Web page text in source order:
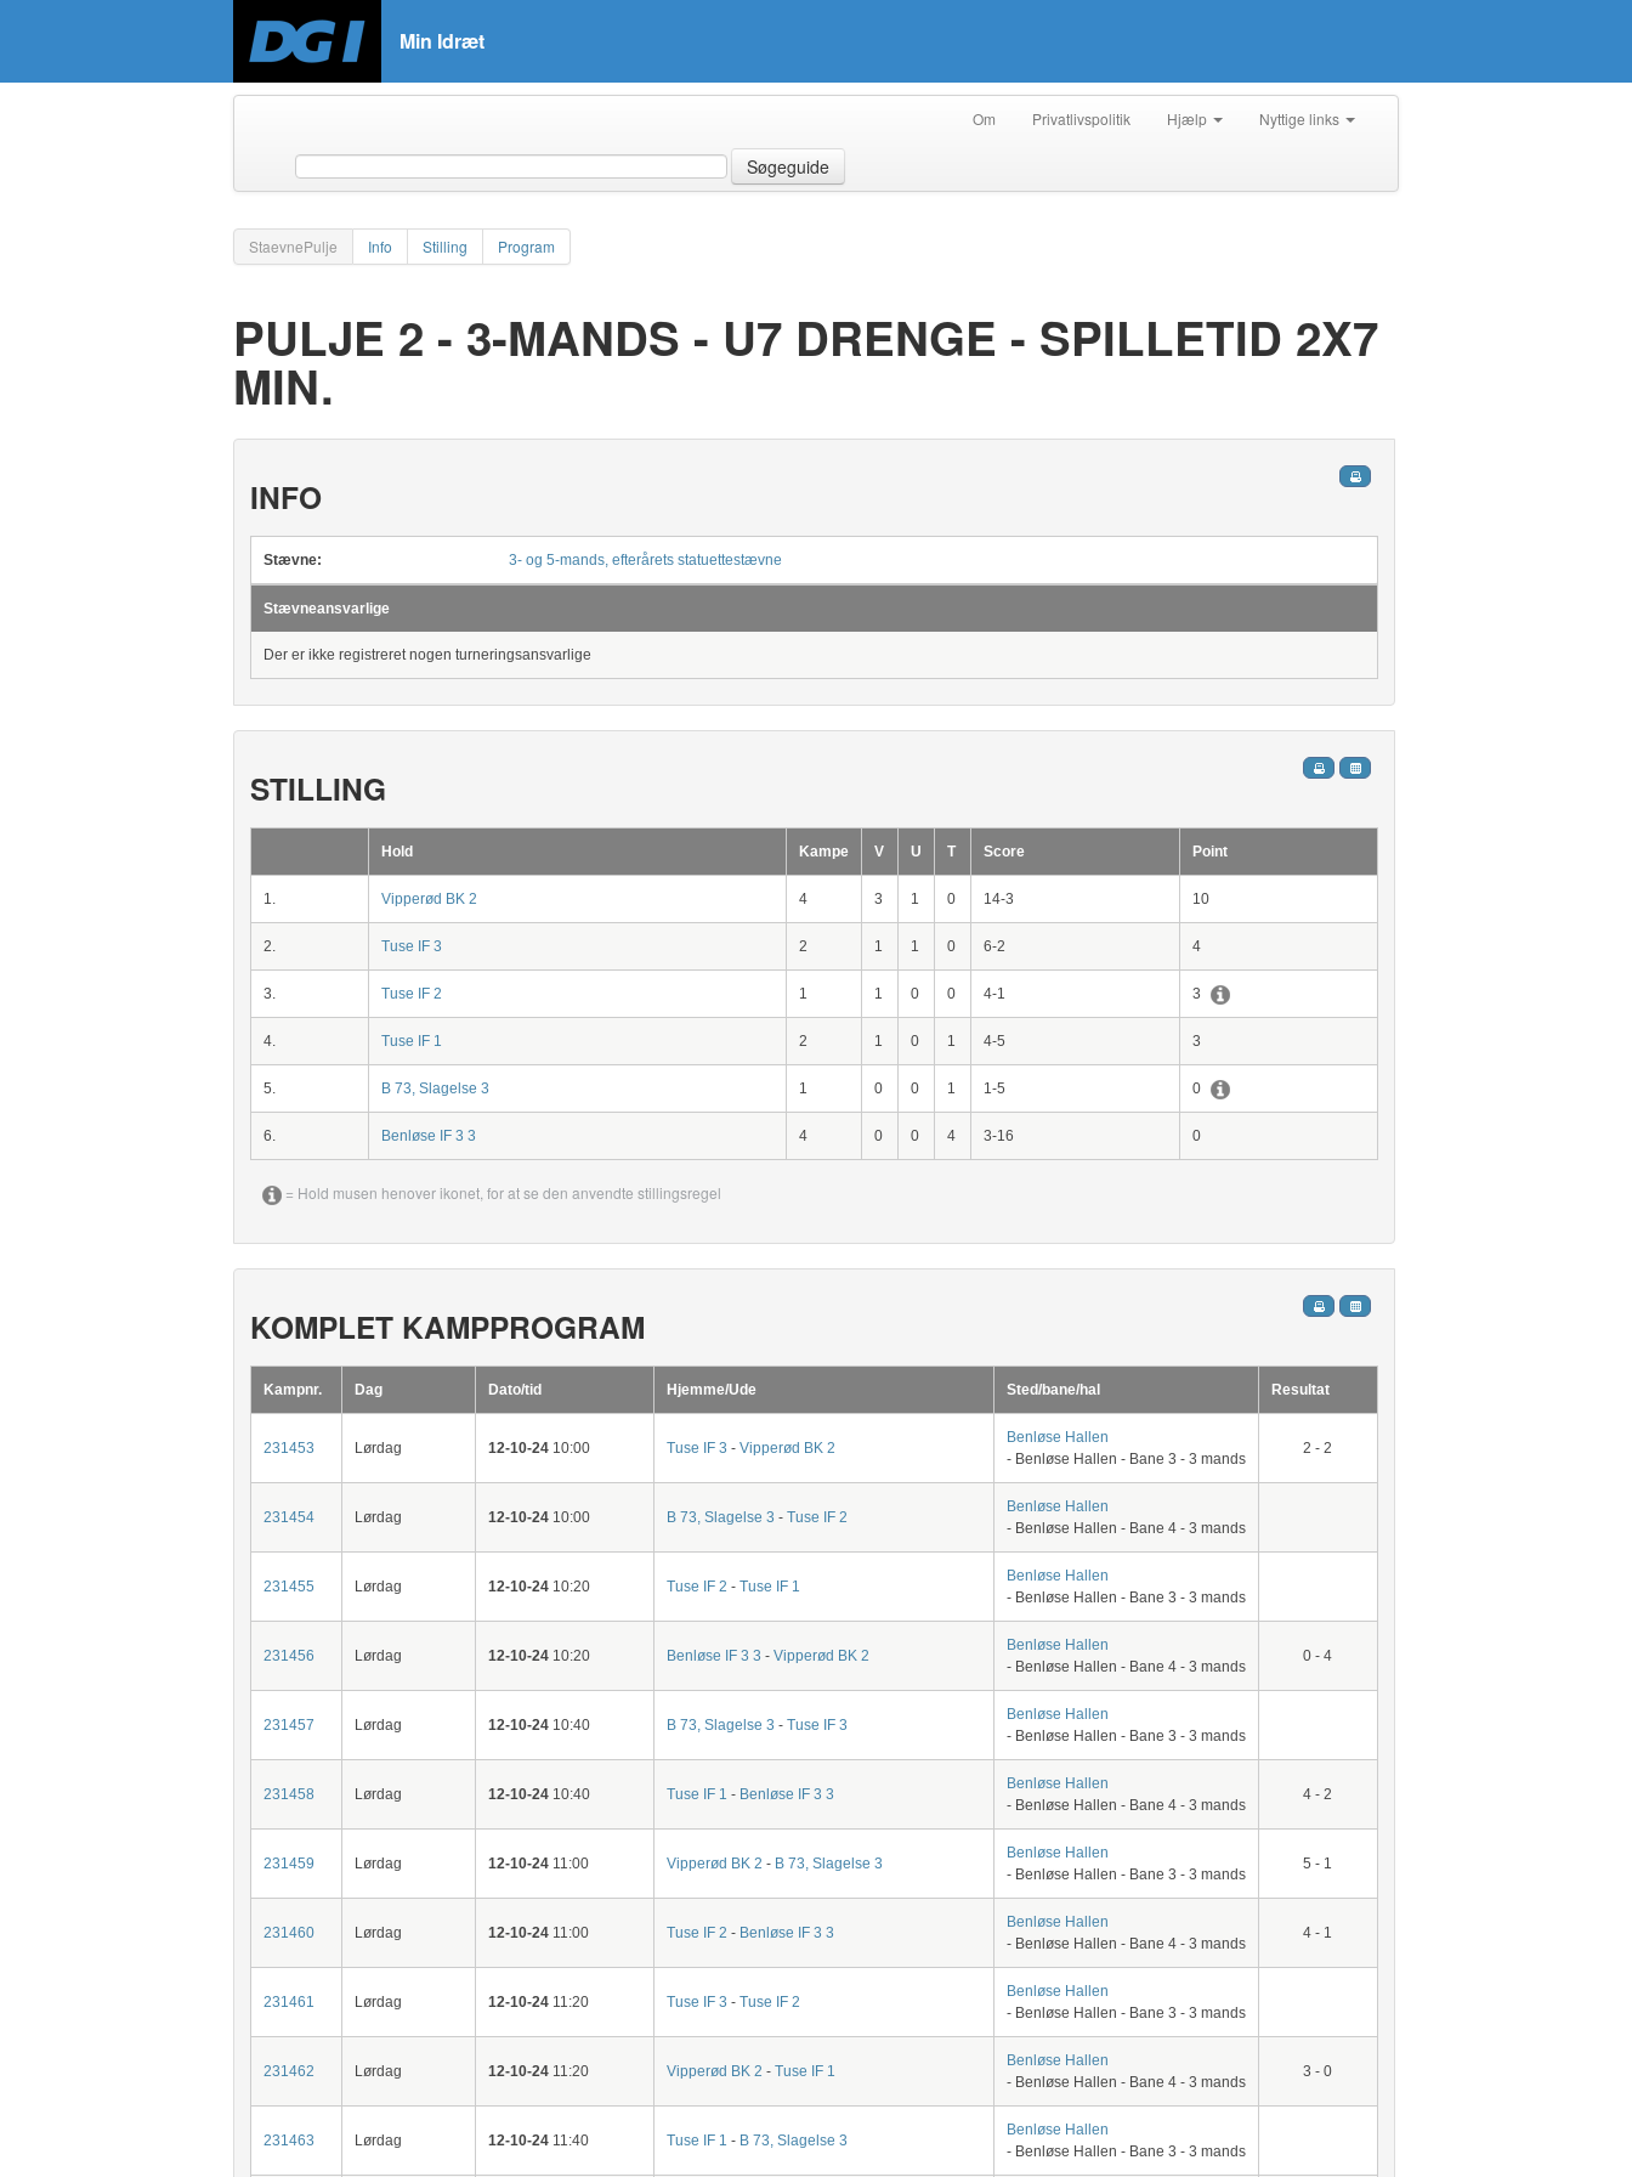
Min Idræt
Om Privatlivspolitik Hjælp Nyttige links
Søgeguide
StaevnePulje Info Stilling Program
PULJE 2 - 3-MANDS - U7 DRENGE - SPILLETID 2X7
MIN.
INFO
Stævne: 3- og 5-mands, efterårets statuettestævne
Stævneansvarlige
Der er ikke registreret nogen turneringsansvarlige
STILLING
Hold Kampe V U T Score Point
1. Vipperød BK 2 4 3 1 0 14-3 10
2. Tuse IF 3 2 1 1 0 6-2 4
3. Tuse IF 2 1 1 0 0 4-1 3
4. Tuse IF 1 2 1 0 1 4-5 3
5. B 73, Slagelse 3 1 0 0 1 1-5 0
6. Benløse IF 3 3 4 0 0 4 3-16 0
= Hold musen henover ikonet, for at se den anvendte stillingsregel
KOMPLET KAMPPROGRAM
Kampnr. Dag Dato/tid Hjemme/Ude Sted/bane/hal Resultat
231453 Lørdag 12-10-2410:00 Tuse IF 3 - Vipperød BK 2
Benløse Hallen
- Benløse Hallen - Bane 3 - 3 mands
2 - 2
231454 Lørdag 12-10-2410:00 B 73, Slagelse 3 - Tuse IF 2
Benløse Hallen
- Benløse Hallen - Bane 4 - 3 mands
231455 Lørdag 12-10-2410:20 Tuse IF 2 - Tuse IF 1
Benløse Hallen
- Benløse Hallen - Bane 3 - 3 mands
231456 Lørdag 12-10-2410:20 Benløse IF 3 3 - Vipperød BK 2
Benløse Hallen
- Benløse Hallen - Bane 4 - 3 mands
0 - 4
231457 Lørdag 12-10-2410:40 B 73, Slagelse 3 - Tuse IF 3
Benløse Hallen
- Benløse Hallen - Bane 3 - 3 mands
231458 Lørdag 12-10-2410:40 Tuse IF 1 - Benløse IF 3 3
Benløse Hallen
- Benløse Hallen - Bane 4 - 3 mands
4 - 2
231459 Lørdag 12-10-2411:00 Vipperød BK 2 - B 73, Slagelse 3
Benløse Hallen
- Benløse Hallen - Bane 3 - 3 mands
5 - 1
231460 Lørdag 12-10-2411:00 Tuse IF 2 - Benløse IF 3 3
Benløse Hallen
- Benløse Hallen - Bane 4 - 3 mands
4 - 1
231461 Lørdag 12-10-2411:20 Tuse IF 3 - Tuse IF 2
Benløse Hallen
- Benløse Hallen - Bane 3 - 3 mands
231462 Lørdag 12-10-2411:20 Vipperød BK 2 - Tuse IF 1
Benløse Hallen
- Benløse Hallen - Bane 4 - 3 mands
3 - 0
231463 Lørdag 12-10-2411:40 Tuse IF 1 - B 73, Slagelse 3
Benløse Hallen
- Benløse Hallen - Bane 3 - 3 mands